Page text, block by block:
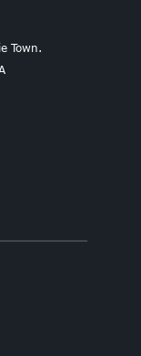
Town.